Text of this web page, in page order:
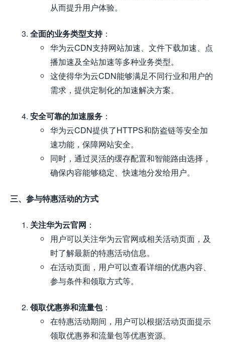
从而提升用户体验。
全面的业务类型支持：
华为云CDN支持网站加速、文件下载加速、点
播加速及全站加速等多种业务类型。
这使得华为云CDN能够满足不同行业和用户的
需求，提供定制化的加速解决方案。
安全可靠的加速服务 ：
华为云CDN提供了HTTPS和防盗链等安全加
速功能，保障网站安全。
同时，通过灵活的缓存配置和智能路由选择，
确保内容能够稳定、快速地分发给用户。
三、参与特惠活动的方式
关注华为云官网 ：
用户可以关注华为云官网或相关活动页面，及
时了解最新的特惠活动信息。
在活动页面，用户可以查看详细的优惠内容、
参与条件和领取方式等。
领取优惠券和流量包：
在特惠活动期间，用户可以根据活动页面提示
领取优惠券和流量包等优惠资源。